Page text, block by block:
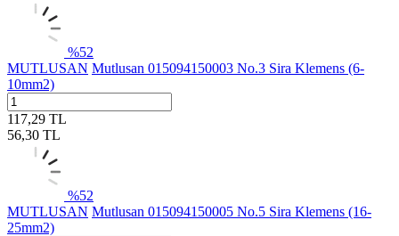
%52
MUTLUSAN Mutlusan 015094150003 No.3 Sira Klemens (6-
10mm2)
117,29 TL
56,30 TL
%52
MUTLUSAN Mutlusan 015094150005 No.5 Sira Klemens (16-
25mm2)